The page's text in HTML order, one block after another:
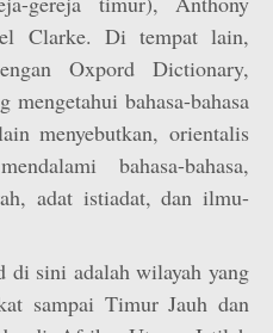
Clarke. Di tempat lain,
Oxpord Dictionary,
bahasa-bahasa
menyebutkan, orientalis
bahasa-bahasa,
adat istiadat, dan ilmu-
di sini adalah wilayah yang
sampai Timur Jauh dan